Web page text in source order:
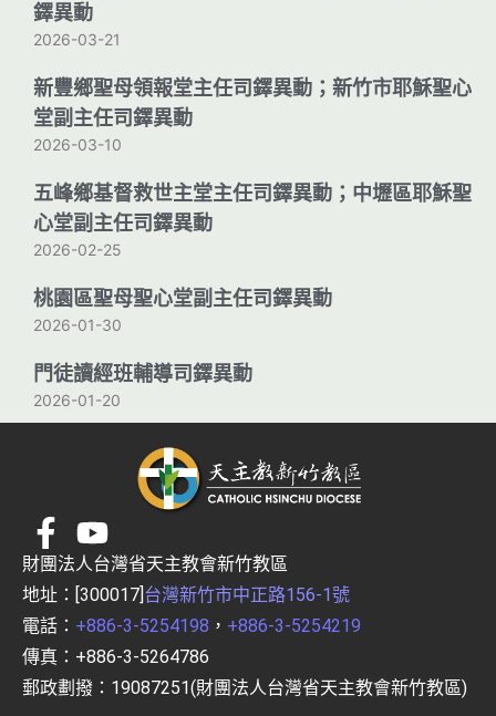
鐸異動
2026-03-21
新豐鄉聖母領報堂主任司鐸異動；新竹市耶穌聖心
堂副主任司鐸異動
2026-03-10
五峰鄉基督救世主堂主任司鐸異動；中壢區耶穌聖
心堂副主任司鐸異動
2026-02-25
桃園區聖母聖心堂副主任司鐸異動
2026-01-30
門徒讀經班輔導司鐸異動
2026-01-20
財團法人台灣省天主教會新竹教區
地址：[300017]台灣新竹市中正路156-1號
電話： +886-3-5254198 ， +886-3-5254219
傳真：+886-3-5264786
郵政劃撥：19087251(財團法人台灣省天主教會新竹教區)